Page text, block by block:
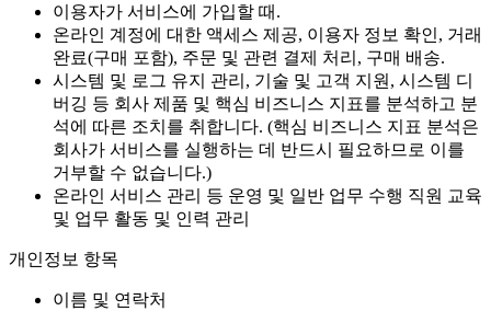
이용자가 서비스에 가입할 때.
온라인 계정에 대한 액세스 제공, 이용자 정보 확인, 거래
완료(구매 포함), 주문 및 관련 결제 처리, 구매 배송.
시스템 및 로그 유지 관리, 기술 및 고객 지원, 시스템 디
버깅 등 회사 제품 및 핵심 비즈니스 지표를 분석하고 분
석에 따른 조치를 취합니다. (핵심 비즈니스 지표 분석은
회사가 서비스를 실행하는 데 반드시 필요하므로 이를
거부할 수 없습니다.)
온라인 서비스 관리 등 운영 및 일반 업무 수행 직원 교육
및 업무 활동 및 인력 관리
개인정보 항목
이름 및 연락처